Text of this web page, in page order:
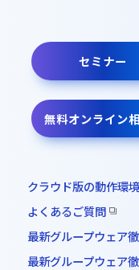
パッケージ版
オンラインデ
セミナー
無料オンライン
クラウド版の動作環境
よくあるご質問
最新グループウェア
最新グループウェア